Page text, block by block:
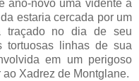
ano-novo uma vidente a
estaria cercada por um
traçado no dia de seu
tortuosas linhas de sua
em um perigoso
Xadrez de Montglane.